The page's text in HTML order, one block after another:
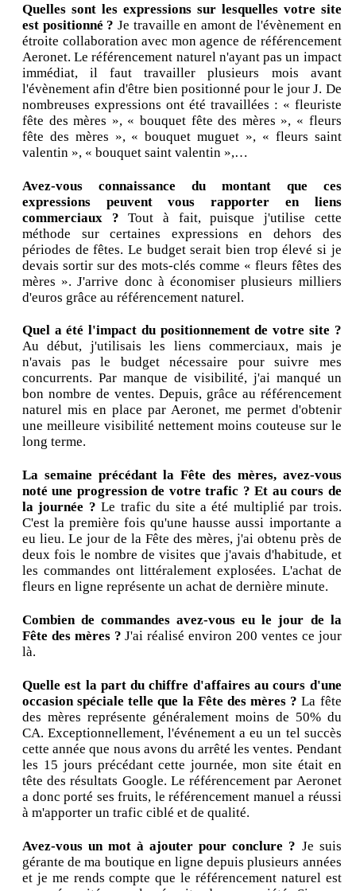
Quelles sont les expressions sur lesquelles votre site
est positionné ? Je travaille en amont de l'évènement en
étroite collaboration avec mon agence de référencement
Aeronet. Le référencement naturel n'ayant pas un impact
immédiat, il faut travailler plusieurs mois avant
l'évènement afin d'être bien positionné pour le jour J. De
nombreuses expressions ont été travaillées : « fleuriste
fête des mères », « bouquet fête des mères », « fleurs
fête des mères », « bouquet muguet », « fleurs saint
valentin », « bouquet saint valentin »,…
Avez-vous connaissance du montant que ces
expressions peuvent vous rapporter en liens
commerciaux ? Tout à fait, puisque j'utilise cette
méthode sur certaines expressions en dehors des
périodes de fêtes. Le budget serait bien trop élevé si je
devais sortir sur des mots-clés comme « fleurs fêtes des
mères ». J'arrive donc à économiser plusieurs milliers
d'euros grâce au référencement naturel.
Quel a été l'impact du positionnement de votre site ?
Au début, j'utilisais les liens commerciaux, mais je
n'avais pas le budget nécessaire pour suivre mes
concurrents. Par manque de visibilité, j'ai manqué un
bon nombre de ventes. Depuis, grâce au référencement
naturel mis en place par Aeronet, me permet d'obtenir
une meilleure visibilité nettement moins couteuse sur le
long terme.
La semaine précédant la Fête des mères, avez-vous
noté une progression de votre trafic ? Et au cours de
la journée ? Le trafic du site a été multiplié par trois.
C'est la première fois qu'une hausse aussi importante a
eu lieu. Le jour de la Fête des mères, j'ai obtenu près de
deux fois le nombre de visites que j'avais d'habitude, et
les commandes ont littéralement explosées. L'achat de
fleurs en ligne représente un achat de dernière minute.
Combien de commandes avez-vous eu le jour de la
Fête des mères ? J'ai réalisé environ 200 ventes ce jour
là.
Quelle est la part du chiffre d'affaires au cours d'une
occasion spéciale telle que la Fête des mères ? La fête
des mères représente généralement moins de 50% du
CA. Exceptionnellement, l'événement a eu un tel succès
cette année que nous avons du arrêté les ventes. Pendant
les 15 jours précédant cette journée, mon site était en
tête des résultats Google. Le référencement par Aeronet
a donc porté ses fruits, le référencement manuel a réussi
à m'apporter un trafic ciblé et de qualité.
Avez-vous un mot à ajouter pour conclure ? Je suis
gérante de ma boutique en ligne depuis plusieurs années
et je me rends compte que le référencement naturel est